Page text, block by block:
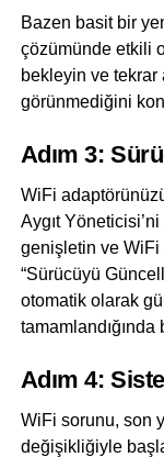
Bazen basit bir
çözümünde etkili
bekleyin ve tekrar
görünmediğini
Adım 3:
WiFi
Aygıt Yöneticisi’ni
genişletin ve WiFi
“Sürücüyü
otomatik olarak
tamamlandığında
Adım 4:
WiFi sorunu, son
değişikliğiyle